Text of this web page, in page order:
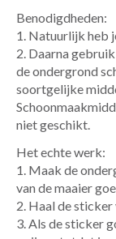
Benodigdheden:
1. Natuurlijk heb
2. Daarna
de ondergrond
soortgelijke
niet geschikt.
Het echte werk:
1. Maak de
van de maaier
2. Haal de sticker
3. Als de sticker